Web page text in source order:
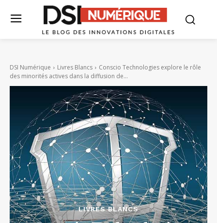
DSI Numérique Livres Blancs
Conscio Technologies explore le rôle
des minorités actives dans la diffusion de...
LIVRES BLANCS